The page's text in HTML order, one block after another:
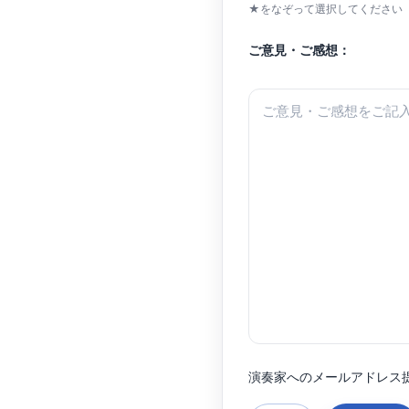
★をなぞって選択してください
ご意見・ご感想：
演奏家へのメールアドレス